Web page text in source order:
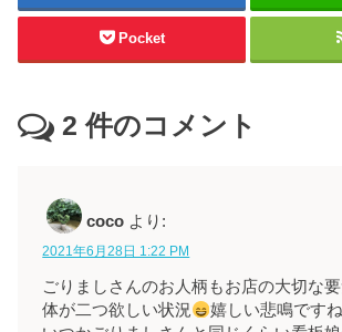
Pocket
2 件のコメント
coco より:
2021年6月28日 1:22 PM
ごりましさんのお人柄もお店の大切な
体が二つ欲しい状況
嬉しい悲鳴です